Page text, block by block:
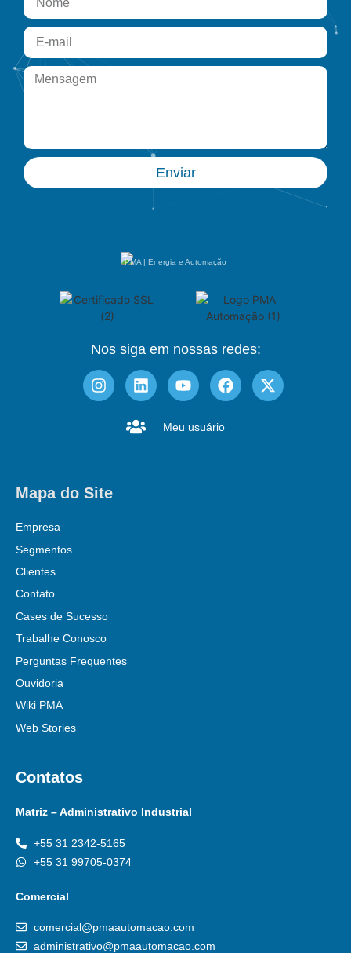
Enviar
PMA | Energia e Automação
Nos siga em nossas redes:
Meu usuário
Mapa do Site
Empresa
Segmentos
Clientes
Contato
Cases de Sucesso
Trabalhe Conosco
Perguntas Frequentes
Ouvidoria
Wiki PMA
Web Stories
Contatos
Matriz – Administrativo Industrial
+55 31 2342-5165
+55 31 99705-0374
Comercial
comercial@pmaautomacao.com
administrativo@pmaautomacao.com